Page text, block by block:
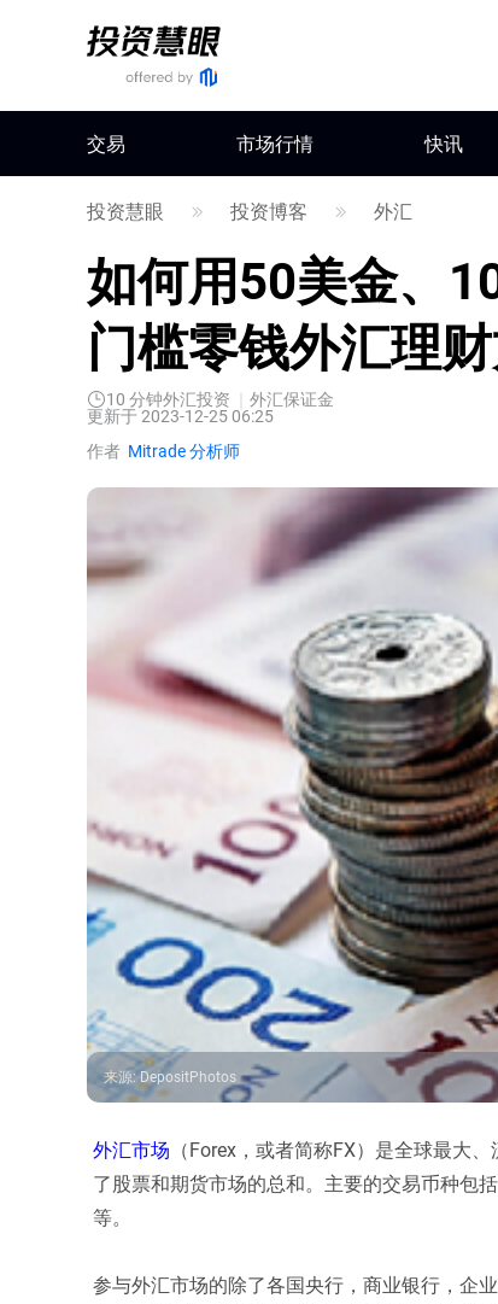
交易 市场行情 快讯
投资慧眼 投资博客 外汇
如何用50美金、
门槛零钱外汇理
10 分钟外汇投资 外汇保证金
更新于 2023-12-25 06:25
作者 Mitrade 分析师
来源:DepositPhotos
外汇市场 （Forex，或者简称FX）是全球最大
了股票和期货市场的总和。主要的交易币种包
等。
参与外汇市场的除了各国央行，商业银行，企